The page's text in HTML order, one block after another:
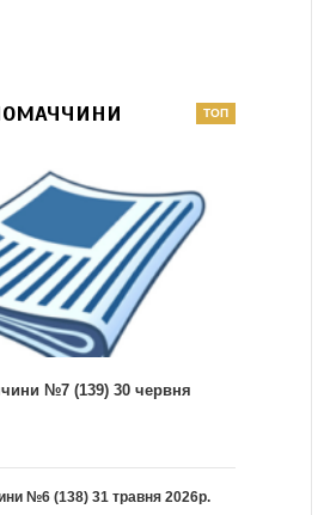
№7 (139) 30 червня
№6 (138) 31 травня 2026р.